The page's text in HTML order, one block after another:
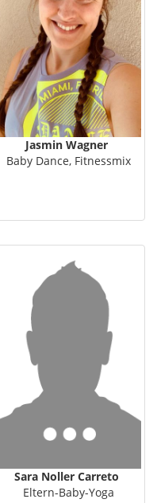
Jasmin Wagner
Baby Dance, Fitnessmix
Sara Noller Carreto
Eltern-Baby-Yoga